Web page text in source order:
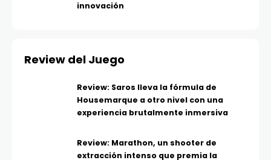
innovación
Review del Juego
Review: Saros lleva la fórmula de
Housemarque a otro nivel con una
experiencia brutalmente inmersiva
Review: Marathon, un shooter de
extracción intenso que premia la